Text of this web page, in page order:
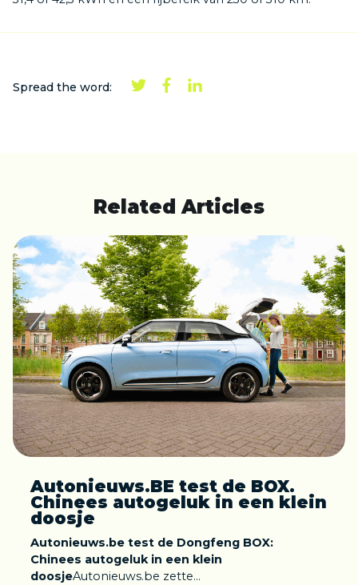
Spread the word:
Related Articles
Autonieuws.BE test de BOX.
Chinees autogeluk in een klein
doosje
Autonieuws.be test de Dongfeng BOX:
Chinees autogeluk in een klein
doosjeAutonieuws.be zette...